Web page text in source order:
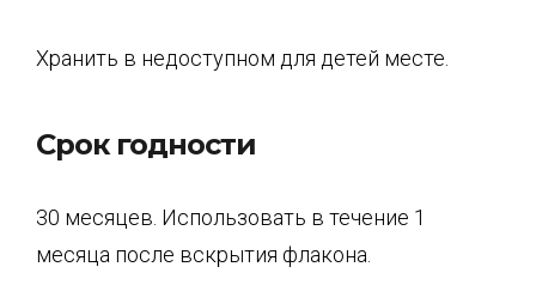
Хранить в недоступном для детей месте.
Срок годности
30 месяцев. Использовать в течение 1
месяца после вскрытия флакона.